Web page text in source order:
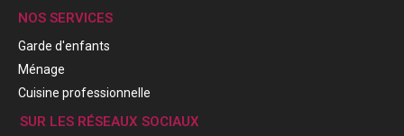
NOS SERVICES
Garde d'enfants
Ménage
Cuisine professionnelle
SUR LES RÉSEAUX SOCIAUX